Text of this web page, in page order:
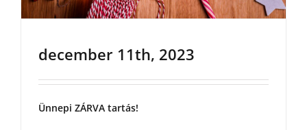
december 11th, 2023
Ünnepi ZÁRVA tartás!